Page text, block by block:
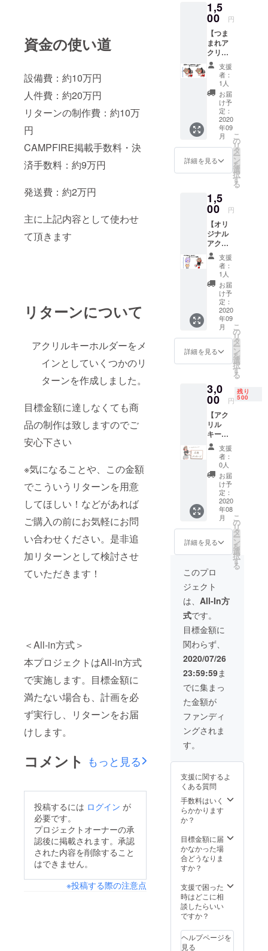
資金の使い道
設備費：約10万円
人件費：約20万円
リターンの制作費：約10万
円
CAMPFIRE掲載手数料・決
済手数料：約9万円
発送費：約2万円
主に上記内容として使わせ
て頂きます
リターンについて
アクリルキーホルダーをメ
インとしていくつかのリ
ターンを作成しました。
目標金額に達しなくても商
品の制作は致しますのでご
安心下さい
※気になることや、この金額
でこういうリターンを用意
してほしい！などがあれば
ご購入の前にお気軽にお問
い合わせください。是非追
加リターンとして検討させ
ていただきます！
＜All-in方式＞
本プロジェクトはAll-in方式
で実施します。目標金額に
満たない場合も、計画を必
ず実行し、リターンをお届
けします。
コメント もっと見る
投稿するには ログイン が
必要です。
プロジェクトオーナーの承
認後に掲載されます。承認
された内容を削除すること
はできません。
※投稿する際の注意点
ダー2つ
セット
をお送
りしま
す。絵
柄は新
たに描
きおろ
します
のでお
楽しみ
にして
いて下
さい。
※プロ
ジェク
ト終了
いただ
きま
す。
1,5
00 円
【つま
まれア
クリル
キーホ
ル
ダー】
私のオ
リジナ
ルキャ
ラク
ター
「日和
ちゃ
ん」の
つまま
れアク
キーホ
ルダー2
つセッ
トをお
送りし
ます。
※プロ
ジェク
ト終了
後に発
注発送
させて
いただ
きま
す。
支援
者：
1人
お届
け予
定：
2020
年09
月
詳細を見る
こ
の
リ
タ
ー
ン
を
選
択
す
る
1,5
00 円
【オリ
ジナル
アクリ
ルキー
ホル
ダー】
私のオ
リジナ
ルキャ
ラク
ター
「日和
ちゃ
ん」と
「クー
リャ
ん」の
アクリ
ルキー
ホル
ダー2つ
セット
をお送
りしま
す。 ※
プロ
ジェク
ト終了
後に発
注発送
させて
いただ
きま
支援
者：
1人
お届
け予
定：
2020
年09
月
詳細を見る
こ
の
リ
タ
ー
ン
を
選
択
す
る
3,0
00 円
残り
500
【アク
リル
キーホ
ルダー
＋応援
メッ
セー
ジ】 私
のオリ
ジナル
キャラ
クター
「日和
ちゃ
ん」の
アクリ
ルキー
ホル
ダー２
つセッ
トと、
いつも
良くし
てくれ
る支援
者様一
人一人
に対し
て直筆
で応援
メッ
セージ
を書か
せてい
※プロ
ト終了
後に発
注発送
させて
いただ
支援
者：
0人
お届
け予
定：
2020
年08
月
詳細を見る
こ
の
リ
タ
ー
ン
を
選
択
す
る
このプロ
ジェクト
は、 All-In方
式です。
目標金額に
関わらず、
2020/07/26
23:59:59ま
でに集まっ
た金額が
ファンディ
ングされま
す。
支援に関するよ
くある質問
手数料はいく
らかかります
か？
目標金額に届
かなかった場
合どうなりま
すか？
支援で困った
時はどこに相
談したらいい
ですか？
ヘルプページを
見る